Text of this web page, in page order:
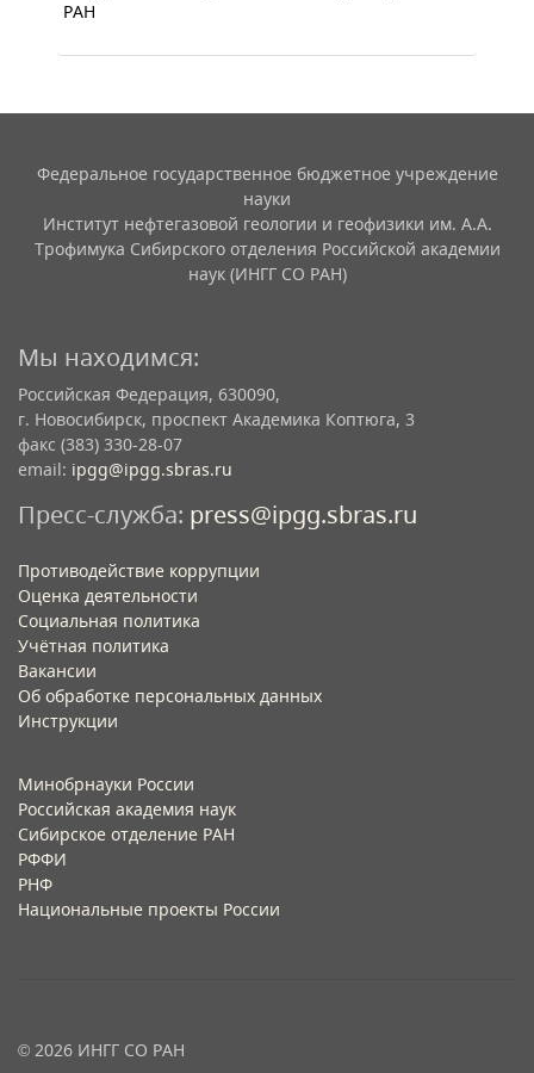
РАН
Федеральное государственное бюджетное учреждение
науки
Институт нефтегазовой геологии и геофизики им. А.А.
Трофимука Сибирского отделения Российской академии
наук (ИНГГ СО РАН)
Мы находимся:
Российская Федерация, 630090,
г. Новосибирск, проспект Академика Коптюга, 3
факс (383) 330-28-07
email: ipgg@ipgg.sbras.ru
Пресс-служба: press@ipgg.sbras.ru
Противодействие коррупции
Оценка деятельности
Социальная политика
Учётная политика​
Вакансии​
Об обработке персональных данных​
Инструкции​
Минобрнауки России
Российская академия наук
Сибирское отделение РАН
РФФИ
РНФ
Национальные проекты России
© 2026 ИНГГ СО РАН